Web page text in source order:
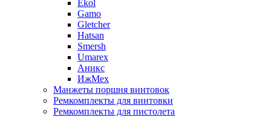
Ekol
Gamo
Gletcher
Hatsan
Smersh
Umarex
Аникс
ИжМех
Манжеты поршня винтовок
Ремкомплекты для винтовки
Ремкомплекты для пистолета